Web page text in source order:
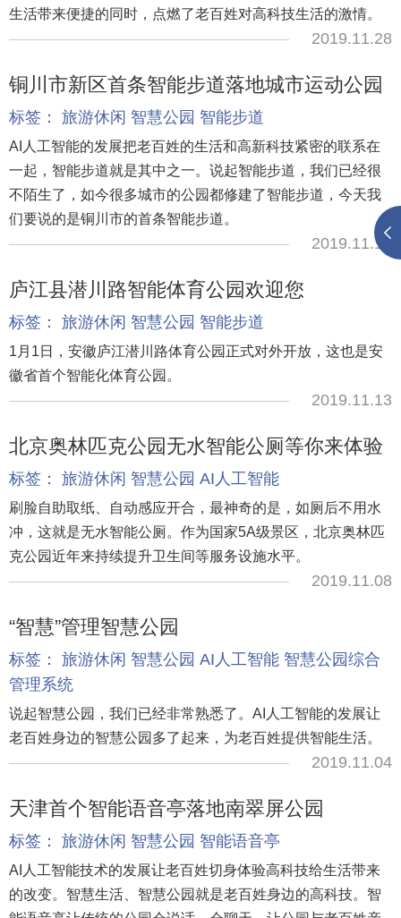
生活带来便捷的同时，点燃了老百姓对高科技生活的激情。
2019.11.28
铜川市新区首条智能步道落地城市运动公园
标签： 旅游休闲 智慧公园 智能步道
AI人工智能的发展把老百姓的生活和高新科技紧密的联系在
一起，智能步道就是其中之一。说起智能步道，我们已经很
不陌生了，如今很多城市的公园都修建了智能步道，今天我
们要说的是铜川市的首条智能步道。
2019.11.18
庐江县潜川路智能体育公园欢迎您
标签： 旅游休闲 智慧公园 智能步道
1月1日，安徽庐江潜川路体育公园正式对外开放，这也是安
徽省首个智能化体育公园。
2019.11.13
北京奥林匹克公园无水智能公厕等你来体验
标签： 旅游休闲 智慧公园 AI人工智能
刷脸自助取纸、自动感应开合，最神奇的是，如厕后不用水
冲，这就是无水智能公厕。作为国家5A级景区，北京奥林匹
克公园近年来持续提升卫生间等服务设施水平。
2019.11.08
“智慧”管理智慧公园
标签： 旅游休闲 智慧公园 AI人工智能 智慧公园综合
管理系统
说起智慧公园，我们已经非常熟悉了。AI人工智能的发展让
老百姓身边的智慧公园多了起来，为老百姓提供智能生活。
2019.11.04
天津首个智能语音亭落地南翠屏公园
标签： 旅游休闲 智慧公园 智能语音亭
AI人工智能技术的发展让老百姓切身体验高科技给生活带来
的改变。智慧生活、智慧公园就是老百姓身边的高科技。智